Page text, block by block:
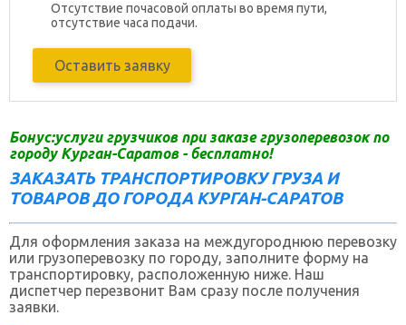
Отсутствие почасовой оплаты во время пути,
отсутствие часа подачи.
Оставить заявку
Бонус:услуги грузчиков при заказе грузоперевозок по
городу Курган-Саратов - бесплатно!
ЗАКАЗАТЬ ТРАНСПОРТИРОВКУ ГРУЗА И
ТОВАРОВ ДО ГОРОДА КУРГАН-САРАТОВ
Для оформления заказа на междугороднюю перевозку
или грузоперевозку по городу, заполните форму на
транспортировку, расположенную ниже. Наш
диспетчер перезвонит Вам сразу после получения
заявки.